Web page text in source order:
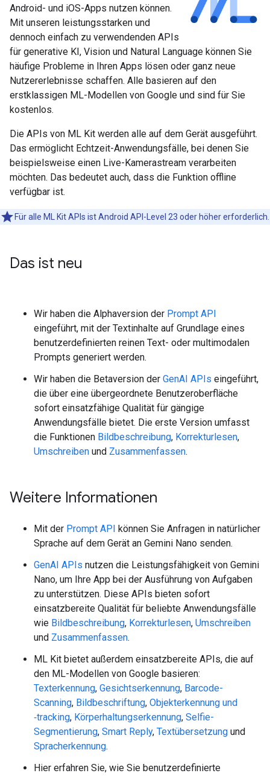
Android- und iOS-Apps nutzen können.
Mit unseren leistungsstarken und
dennoch einfach zu verwendenden APIs
für generative KI, Vision und Natural Language können Sie
häufige Probleme in Ihren Apps lösen oder ganz neue
Nutzererlebnisse schaffen. Alle basieren auf den
erstklassigen ML-Modellen von Google und sind für Sie
kostenlos.
Die APIs von ML Kit werden alle auf dem Gerät ausgeführt.
Das ermöglicht Echtzeit-Anwendungsfälle, bei denen Sie
beispielsweise einen Live-Kamerastream verarbeiten
möchten. Das bedeutet auch, dass die Funktion offline
verfügbar ist.
Für alle ML Kit APIs ist Android API-Level 23 oder höher erforderlich.
Das ist neu
Wir haben die Alphaversion der Prompt API
eingeführt, mit der Textinhalte auf Grundlage eines
benutzerdefinierten reinen Text- oder multimodalen
Prompts generiert werden.
Wir haben die Betaversion der GenAI APIs eingeführt,
die über eine übergeordnete Benutzeroberfläche
sofort einsatzfähige Qualität für gängige
Anwendungsfälle bietet. Die erste Version umfasst
die Funktionen Bildbeschreibung, Korrekturlesen,
Umschreiben und Zusammenfassen.
Weitere Informationen
Mit der Prompt API können Sie Anfragen in natürlicher
Sprache auf dem Gerät an Gemini Nano senden.
GenAI APIs nutzen die Leistungsfähigkeit von Gemini
Nano, um Ihre App bei der Ausführung von Aufgaben
zu unterstützen. Diese APIs bieten sofort
einsatzbereite Qualität für beliebte Anwendungsfälle
wie Bildbeschreibung, Korrekturlesen, Umschreiben
und Zusammenfassen.
ML Kit bietet außerdem einsatzbereite APIs, die auf
den ML-Modellen von Google basieren:
Texterkennung, Gesichtserkennung, Barcode-
Scanning, Bildbeschriftung, Objekterkennung und
‑tracking, Körperhaltungserkennung, Selfie-
Segmentierung, Smart Reply, Textübersetzung und
Spracherkennung.
Hier erfahren Sie, wie Sie benutzerdefinierte